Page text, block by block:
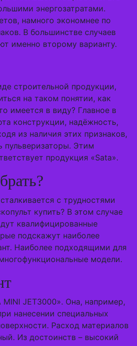
энергозатратами.
намного экономнее по
В большинстве случаев
именно второму варианту.
строительной продукции,
на таком понятии, как
имеется в виду? Главное в
конструкции, надёжность,
из наличия этих признаков,
пульверизаторы. Этим
продукция «Sata».
с трудностями
купить? В этом случае
квалифицированные
подскажут наиболее
Наиболее подходящими для
модели.
JET3000». Она, например,
нанесении специальных
Расход материалов
Из достоинств – высокий